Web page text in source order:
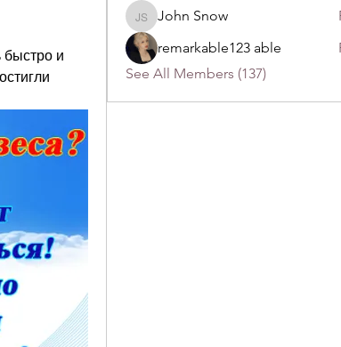
быстро и
John Snow
John Snow
remarkable123 able
See All Members (137)